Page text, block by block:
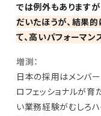
では例外もありますが
だいたほうが、結果
て、高いパフォーマ
増渕：
日本の採用はメンバ
ロフェッショナルが育
い業務経験がむしろ